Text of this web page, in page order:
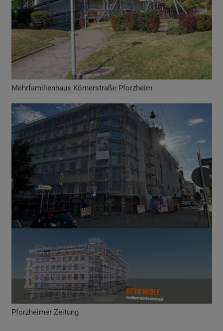
Mehrfamilienhaus Körnerstraße Pforzheim
Pforzheimer Zeitung